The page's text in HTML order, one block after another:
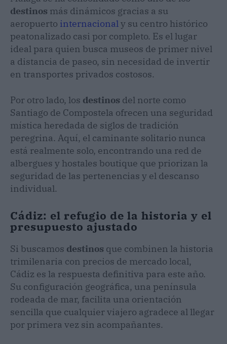
destinos más dinámicos gracias a su
aeropuerto internacionaly su centro histórico
peatonalizado casi por completo. Es el lugar
ideal para quien busca museos de primer nivel
a distancia de paseo, sin necesidad de invertir
en transportes privados costosos.
Por otro lado, los destinos del norte como
Santiago de Compostela ofrecen una seguridad
mística heredada de siglos de tradición
peregrina. Aquí, el caminante solitario nunca
está realmente solo, encontrando una red de
albergues y hostales boutique que priorizan la
seguridad de las pertenencias y el descanso
individual.
Cádiz: el refugio de la historia y el
presupuesto ajustado
Si buscamos destinos que combinen la historia
trimilenaria con precios de mercado local,
Cádiz es la respuesta definitiva para este año.
Su configuración geográfica, una península
rodeada de mar, facilita una orientación
sencilla que cualquier viajero agradece al llegar
por primera vez sin acompañantes.